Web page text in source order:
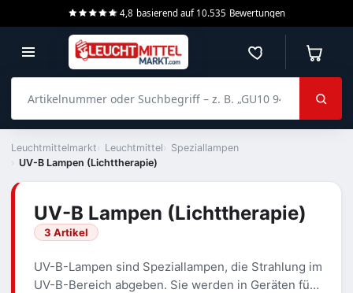
4,8 basierend auf 10.535 Bewertungen
Merkzettel
Leuchtmittelmarkt Leuchtmittel
Speziallampen
UV-B Lampen (Lichttherapie)
UV-B Lampen (Lichttherapie)
3 Artikel
UV-B-Lampen sind Speziallampen, die Strahlung im
UV-B-Bereich abgeben. Sie werden in Geräten für